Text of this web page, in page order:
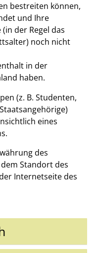
bestreiten können,
und Ihre
der Regel das
noch nicht
in der
haben.
(z. B. Studenten,
eines
des
Standort des
Internetseite des